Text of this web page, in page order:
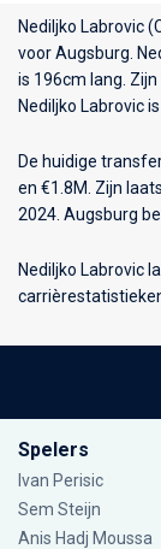
Nediljko Labrovic
voorAugsburg .
is 196cm lang.
Nediljko Labrovic
De huidige
en €1.8M. Zijn
2024. Augsburg
Nediljko Labrovic
Spelers
Ivan Perisic
Sem Steijn
Anis Hadj Moussa